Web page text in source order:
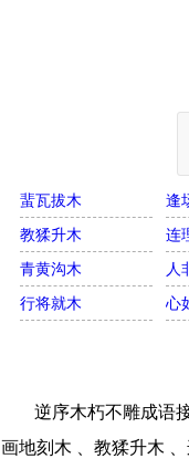
蜚瓦拔木 逢
教猱升木
连
青黄沟木
人
行将就木
心
逆序木朽不雕成语
画地刻木 、教猱升木